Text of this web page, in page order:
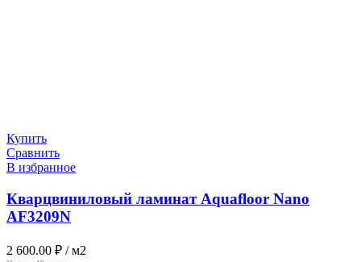
Купить
Сравнить
В избранное
Кварцвиниловый ламинат Aquafloor Nano
AF3209N
2 600.00 ₽ / м2